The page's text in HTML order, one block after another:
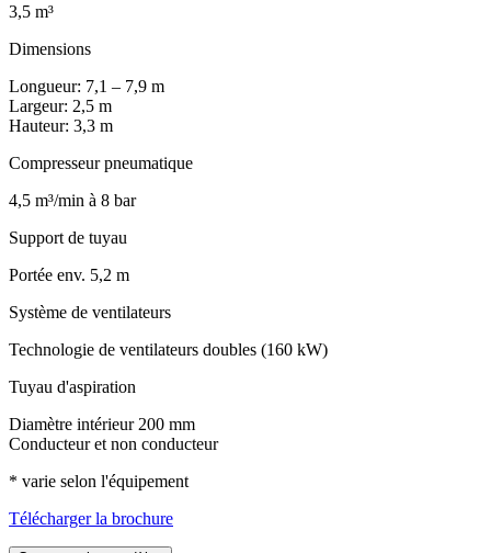
3,5 m³
Dimensions
Longueur: 7,1 – 7,9 m
Largeur: 2,5 m
Hauteur: 3,3 m
Compresseur pneumatique
4,5 m³/min à 8 bar
Support de tuyau
Portée env. 5,2 m
Système de ventilateurs
Technologie de ventilateurs doubles (160 kW)
Tuyau d'aspiration
Diamètre intérieur 200 mm
Conducteur et non conducteur
* varie selon l'équipement
Télécharger la brochure